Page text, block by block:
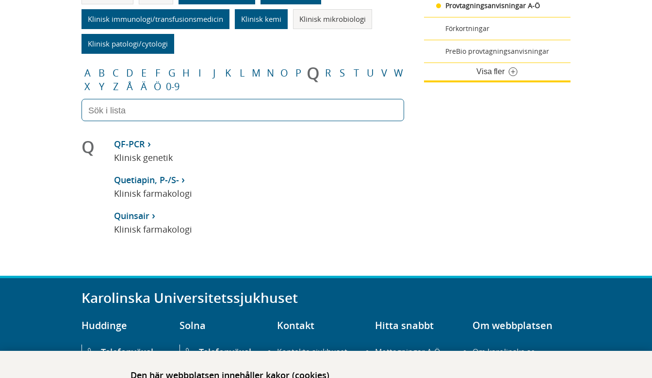
Den här webbplatsen innehåller kakor (cookies)
Provtagningsanvisningar A-Ö
Förkortningar
PreBio provtagningsanvisningar
Visa fler
Klinisk immunologi/transfusionsmedicin Klinisk kemi Klinisk mikrobiologi
Klinisk patologi/cytologi
A B C D E F G H I J K L M N O P Q R S T U V W
X
Y Z Å Ä Ö 0-9
Q
QF-PCR
Klinisk genetik
Quetiapin, P-/S-
Klinisk farmakologi
Quinsair
Klinisk farmakologi
Karolinska Universitetssjukhuset
Huddinge
Telefonväxel
Solna
Telefonväxel
Kontakt
Kontakta sjukhuset
Hitta hit
Hitta snabbt
Mottagningar A-Ö
Om webbplatsen
Om karolinska.se